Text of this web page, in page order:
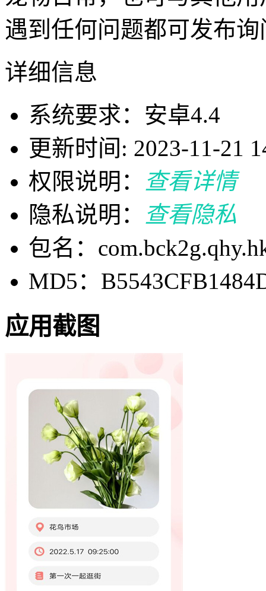
遇到任何问题都可发布
详细信息
系统要求：安卓4.4
更新时间: 2023-11-21
权限说明：
查看详情
隐私说明：
查看隐私
包名：
MD5：
应用截图